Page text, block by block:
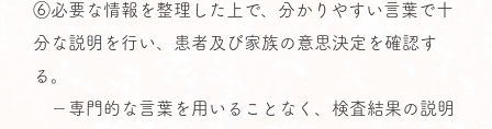
⑥必要な情報を整理した上で、分かりやすい言葉で十
分な説明を行い、患者及び家族の意思決定を確認す
る。
－専門的な言葉を用いることなく、検査結果の説明